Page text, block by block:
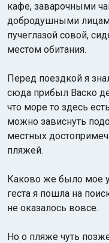
кафе, заварочными
добродушными
пучеглазой совой,
местом обитания.
Перед поездкой я
сюда прибыл Васко
что море то здесь
можно зависнуть
местных
пляжей.
Каково же было мое
геста я пошла на
не оказалось вовсе.
Но о пляже чуть